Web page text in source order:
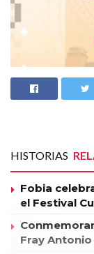
HISTORIAS
Fobia
el Festival
Fray